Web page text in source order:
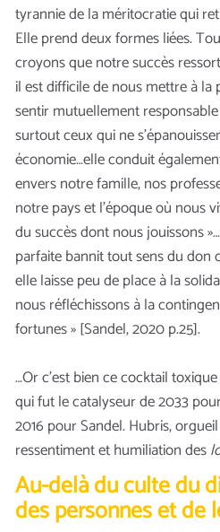
tyrannie de la méritocratie qui
Elle prend deux formes liées.
croyons que notre succès
il est difficile de nous mettre à la
sentir mutuellement
surtout ceux qui ne
économie…elle conduit
envers notre famille, nos
notre pays et l’époque où nous
du succès dont nous jouissons
parfaite bannit tout sens du don
elle laisse peu de place à la
nous réfléchissons à la
fortunes » [Sandel, 2020 p.25].
…Or c’est bien ce cocktail
qui fut le catalyseur de 2033
2016 pour Sandel. Hubris,
ressentiment et humiliation des
Au-delà du culte du
des personnes et de